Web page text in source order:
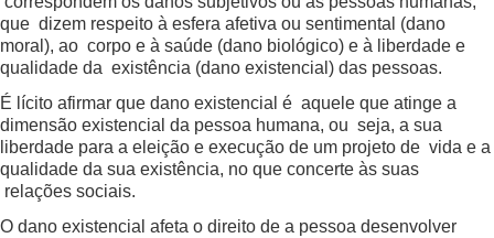
que dizem respeito à esfera afetiva ou sentimental (dano
moral), ao corpo e à saúde (dano biológico) e à liberdade e
qualidade da existência (dano existencial) das pessoas.
É lícito afirmar que dano existencial é aquele que atinge a
dimensão existencial da pessoa humana, ou seja, a sua
liberdade para a eleição e execução de um projeto de vida e a
qualidade da sua existência, no que concerte às suas
relações sociais.
O dano existencial afeta o direito de a pessoa desenvolver